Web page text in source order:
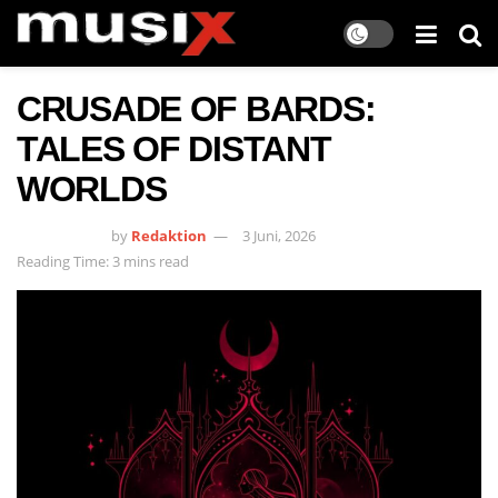
CRUSADE OF BARDS:
TALES OF DISTANT
WORLDS
by Redaktion
3 Juni, 2026
Reading Time: 3 mins read